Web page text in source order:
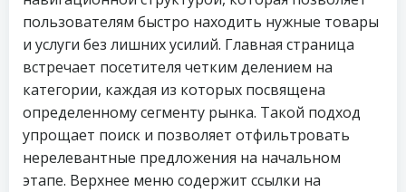
пользователям быстро находить нужные товары
и услуги без лишних усилий. Главная страница
встречает посетителя четким делением на
категории, каждая из которых посвящена
определенному сегменту рынка. Такой подход
упрощает поиск и позволяет отфильтровать
нерелевантные предложения на начальном
этапе. Верхнее меню содержит ссылки на